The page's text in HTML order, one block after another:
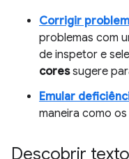
Corrigir
problemas com
de inspetor e
coressugere
Emular
maneira como
Descobrir